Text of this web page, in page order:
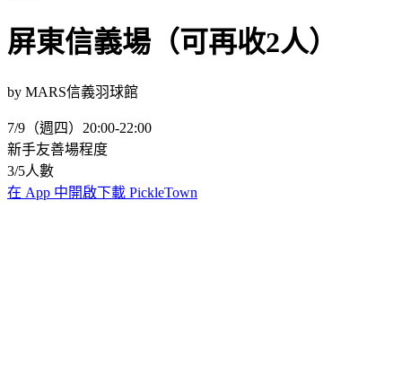
屏東信義場（可再收2人）
by MARS信義羽球館
7/9（週四） 20:00-22:00
新手友善場程度
3/5人數
在 App 中開啟下載 PickleTown